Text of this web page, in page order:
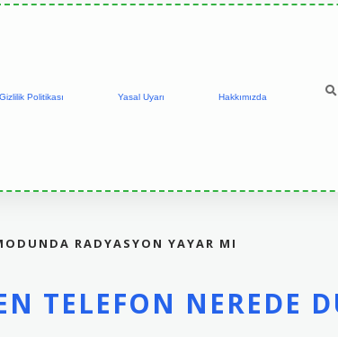
Gizlilik Politikası Yasal Uyarı Hakkımızda
RADYASYON YAYAR MI
TELEFON NEREDE